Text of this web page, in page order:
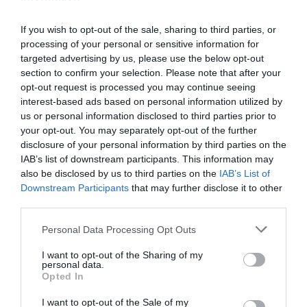
If you wish to opt-out of the sale, sharing to third parties, or
processing of your personal or sensitive information for
targeted advertising by us, please use the below opt-out
section to confirm your selection. Please note that after your
opt-out request is processed you may continue seeing
interest-based ads based on personal information utilized by
us or personal information disclosed to third parties prior to
your opt-out. You may separately opt-out of the further
disclosure of your personal information by third parties on the
IAB’s list of downstream participants. This information may
also be disclosed by us to third parties on the IAB’s List of
Downstream Participants that may further disclose it to other
Please note that this website/app uses one or more Google
not limited to your visit or usage behaviour. You may click to
grant or deny consent to Google and its third-party tags to
use your data for below specified purposes in below Google
consent section.
Personal Data Processing Opt Outs
I want to opt-out of the Sharing of my
personal data.
Opted In
I want to opt-out of the Sale of my
megállapodástis, amelynek értelmében az EU
fedezi a vasúti infrastruktúra tervezési költségeinek
50 százalékát – ez körülbelül 25 millió eurót jelent.
Egy, az ügyet jól ismerő bennfentes megerősítette
hogy az olasz kormány augusztus 7-én, egy
tervezési bizottsági ülésen megadja végre a végső
zöld utat a projektnek –Giorgia Meloni
miniszterelnök már 13,5 milliárd eurót különített el a
beruházásra.
Figyelmedbe ajánljuk!
Rangsorolták Európa vasútállomásait –
Németország meglepetésre az utolsók